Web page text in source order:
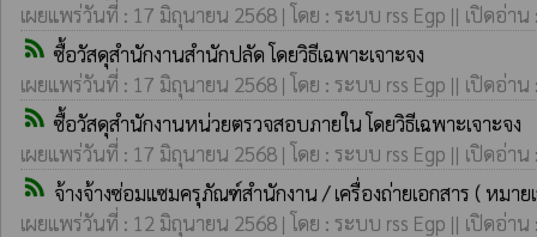
เผยแพร่วันที่ : 17 มิถุนายน 2568 | โดย : ระบบ rss Egp || เปิดอ่าน
rss_feed ซื้อวัสดุสำนักงานสำนักปลัด โดยวิธีเฉพาะเจาะจง
เผยแพร่วันที่ : 17 มิถุนายน 2568 | โดย : ระบบ rss Egp || เปิดอ่าน
rss_feed ซื้อวัสดุสำนักงานหน่วยตรวจสอบภายใน โดยวิธีเฉพาะเจาะจง
เผยแพร่วันที่ : 17 มิถุนายน 2568 | โดย : ระบบ rss Egp || เปิดอ่าน
rss_feed จ้างจ้างซ่อมแซมครุภัณฑ์สำนักงาน / เครื่องถ่ายเอกสาร ( หมา
เผยแพร่วันที่ : 12 มิถุนายน 2568 | โดย : ระบบ rss Egp || เปิดอ่าน